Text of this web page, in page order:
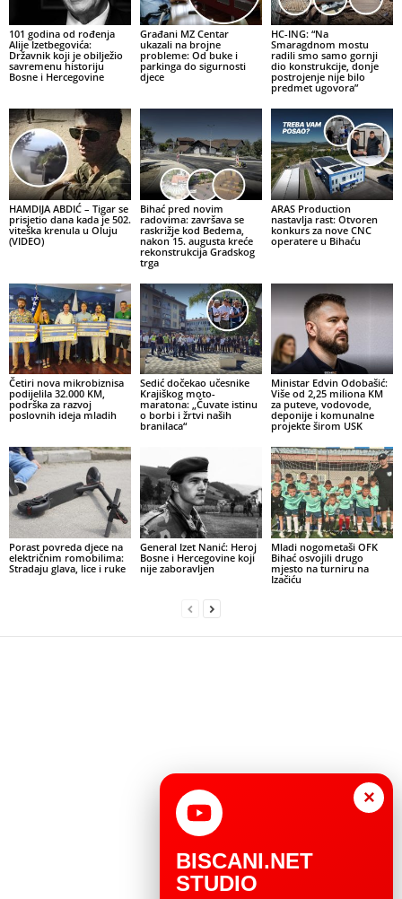
101 godina od rođenja
Alije Izetbegovića:
Državnik koji je obilježio
savremenu historiju
Bosne i Hercegovine
Građani MZ Centar
ukazali na brojne
probleme: Od buke i
parkinga do sigurnosti
djece
HC-ING: “Na
Smaragdnom mostu
radili smo samo gornji
dio konstrukcije, donje
postrojenje nije bilo
predmet ugovora”
HAMDIJA ABDIĆ – Tigar se
prisjetio dana kada je 502.
viteška krenula u Oluju
(VIDEO)
Bihać pred novim
radovima: završava se
raskrižje kod Bedema,
nakon 15. augusta kreće
rekonstrukcija Gradskog
trga
ARAS Production
nastavlja rast: Otvoren
konkurs za nove CNC
operatere u Bihaću
Četiri nova mikrobiznisa
podijelila 32.000 KM,
podrška za razvoj
poslovnih ideja mladih
Sedić dočekao učesnike
Krajiškog moto-
maratona: „Čuvate istinu
o borbi i žrtvi naših
branilaca“
Ministar Edvin Odobašić:
Više od 2,25 miliona KM
za puteve, vodovode,
deponije i komunalne
projekte širom USK
Porast povreda djece na
električnim romobilima:
Stradaju glava, lice i ruke
General Izet Nanić: Heroj
Bosne i Hercegovine koji
nije zaboravljen
Mladi nogometaši OFK
Bihać osvojili drugo
mjesto na turniru na
Izačiću
×
BISCANI.NET
STUDIO